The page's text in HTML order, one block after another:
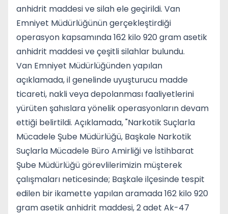
anhidrit maddesi ve silah ele geçirildi. Van
Emniyet Müdürlüğünün gerçekleştirdiği
operasyon kapsamında 162 kilo 920 gram asetik
anhidrit maddesi ve çeşitli silahlar bulundu.
Van Emniyet Müdürlüğünden yapılan
açıklamada, il genelinde uyuşturucu madde
ticareti, nakli veya depolanması faaliyetlerini
yürüten şahıslara yönelik operasyonların devam
ettiği belirtildi. Açıklamada, "Narkotik Suçlarla
Mücadele Şube Müdürlüğü, Başkale Narkotik
Suçlarla Mücadele Büro Amirliği ve İstihbarat
Şube Müdürlüğü görevlilerimizin müşterek
çalışmaları neticesinde; Başkale ilçesinde tespit
edilen bir ikamette yapılan aramada 162 kilo 920
gram asetik anhidrit maddesi, 2 adet Ak-47